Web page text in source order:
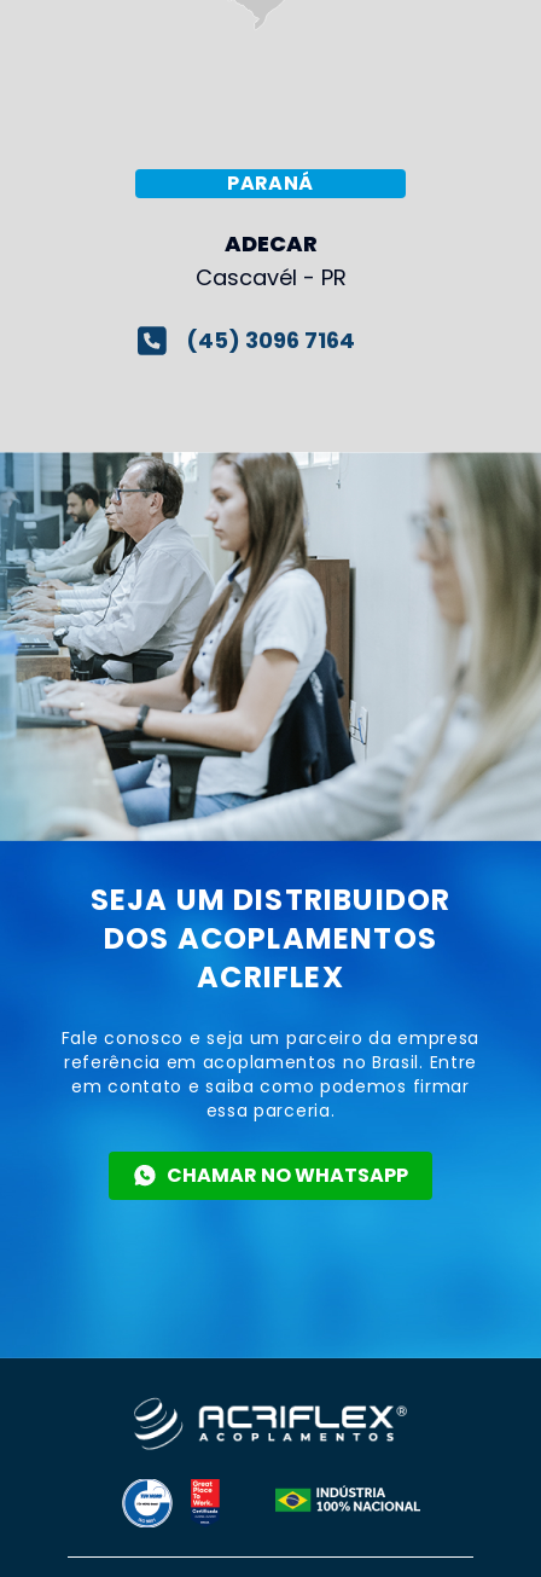
PARANÁ
ADECAR
Cascavél - PR
(45) 3096 7164
SEJA UM DISTRIBUIDOR
DOS ACOPLAMENTOS
ACRIFLEX
Fale conosco e seja um parceiro da empresa
referência em acoplamentos no Brasil. Entre
em contato e saiba como podemos firmar
essa parceria.
CHAMAR NO WHATSAPP